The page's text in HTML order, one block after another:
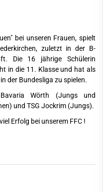
bei unseren Frauen, spielt
zuletzt in der B-
Die 16 jährige Schülerin
in die 11. Klasse und hat als
der Bundesliga zu spielen.
Wörth (Jungs und
und TSG Jockrim (Jungs).
Erfolg bei unserem FFC !